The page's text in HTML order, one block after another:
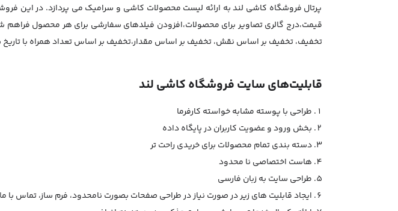
پرتال فروشگاه کاشی لند به ارائه لیست محصولات کاشی و سرامیک می پردازد. در این
قیمت،درج گالری تصاویر برای محصولات،افزودن فیلدهای سفارشی برای هر محصول
تخفیف، تخفیف بر اساس نقش، تخفیف بر اساس مقدار،تخفیف بر اساس تعداد همراه با
قابلیت‌های سایت فروشگاه کاشی لند
طراحی با پوسته مشابه خواسته کارفرما
بخش ورود و عضویت کاربران در پایگاه داده
دسته بندی تمام محصولات برای خریدی راحت تر
هاست اختصاصی نا محدود
طراحی سایت به زبان فارسی
ایجاد قابلیت های زیر در صورت نیاز در طراحی صفحات بصورت نامحدود، فرم ساز، تماس با